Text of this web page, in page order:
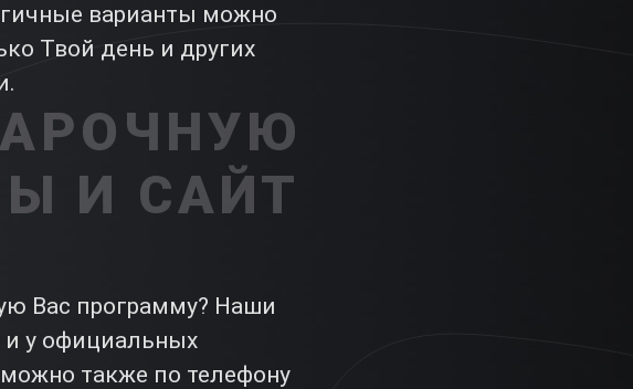
варианты можно
Твой день и других
И САЙТ
Вас программу? Наши
и у официальных
можно также по телефону